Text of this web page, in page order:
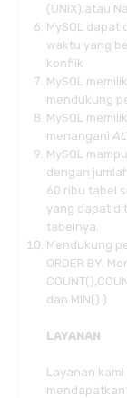
(UNIX),atau
MySQL
waktu yang
konflik
MySQL
mendukung
MySQL
menangani
MySQL
dengan
60 ribu tabel
yang dapat
tabelnya.
Mendukung
ORDER BY.
dan MIN() )
LAYANAN
Layanan